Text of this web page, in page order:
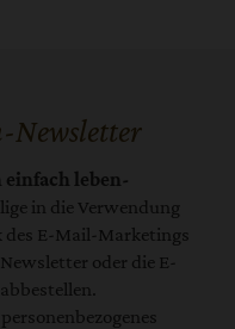
Newsletter
einfach leben-
in die Verwendung
E-Mail-Marketings
oder die E-